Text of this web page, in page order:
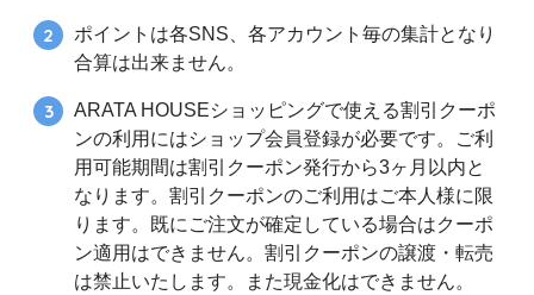
ポイントは各SNS、各アカウント毎の集計となり
合算は出来ません。
ARATA HOUSEショッピングで使える割引クーポ
ンの利用にはショップ会員登録が必要です。ご利
用可能期間は割引クーポン発行から3ヶ月以内と
なります。割引クーポンのご利用はご本人様に限
ります。既にご注文が確定している場合はクーポ
ン適用はできません。割引クーポンの譲渡・転売
は禁止いたします。また現金化はできません。